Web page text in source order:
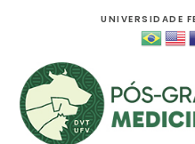
UNIVERSIDADE